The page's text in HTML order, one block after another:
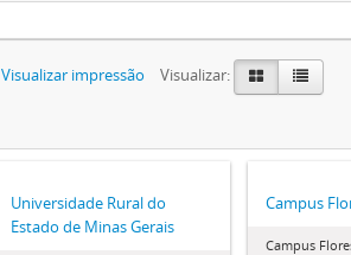
Visualizar impressão
Visualizar:
Universidade Rural do
Estado de Minas Gerais
Campus
Campus